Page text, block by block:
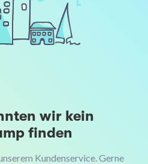
wir kein
finden
Kundenservice. Gerne